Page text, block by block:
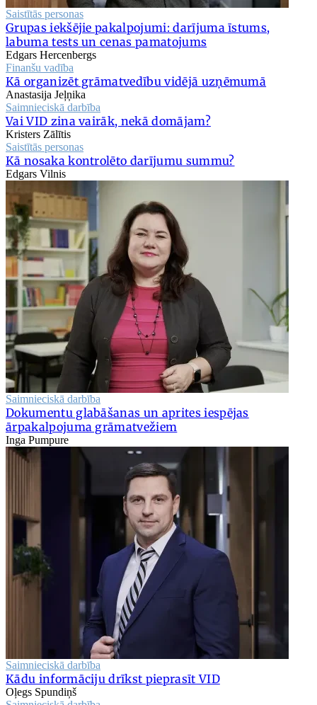
Saistītās personas
Grupas iekšējie pakalpojumi: darījuma īstums,
labuma tests un cenas pamatojums
Edgars Hercenbergs
Finanšu vadība
Kā organizēt grāmatvedību vidējā uzņēmumā
Anastasija Jeļņika
Saimnieciskā darbība
Vai VID zina vairāk, nekā domājam?
Kristers Zālītis
Saistītās personas
Kā nosaka kontrolēto darījumu summu?
Edgars Vilnis
Saimnieciskā darbība
Dokumentu glabāšanas un aprites iespējas
ārpakalpojuma grāmatvežiem
Inga Pumpure
Saimnieciskā darbība
Kādu informāciju drīkst pieprasīt VID
Oļegs Spundiņš